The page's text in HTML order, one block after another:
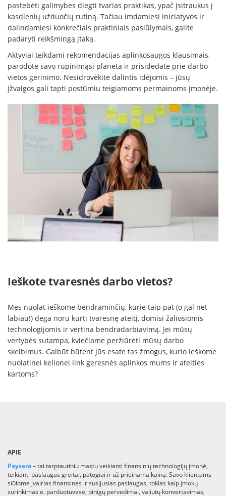
pastebėti galimybes diegti tvarias praktikas, ypač įsitraukus į
kasdienių užduočių rutiną. Tačiau imdamiesi iniciatyvos ir
dalindamiesi konkrečiais praktiniais pasiūlymais, galite
padaryti reikšmingą įtaką.
Aktyviai teikdami rekomendacijas aplinkosaugos klausimais,
parodote savo rūpinimąsi planeta ir prisidedate prie darbo
vietos gerinimo. Nesidrovėkite dalintis idėjomis – jūsų
įžvalgos gali tapti postūmiu teigiamoms permainoms įmonėje.
Ieškote tvaresnės darbo vietos?
Mes nuolat ieškome bendraminčių, kurie taip pat (o gal net
labiau!) dega noru kurti tvaresnę ateitį, domisi žaliosiomis
technologijomis ir vertina bendradarbiavimą. Jei mūsų
vertybės sutampa, kviečiame peržiūrėti mūsų darbo
skelbimus. Galbūt būtent jūs esate tas žmogus, kurio ieškome
nuolatinei kelionei link geresnės aplinkos mums ir ateities
kartoms?
APIE
Paysera– tai tarptautiniu mastu veikianti finansinių technologijų įmonė,
teikianti paslaugas greitai, patogiai ir už prieinamą kainą. Savo klientams
siūlome įvairias finansines ir susijusias paslaugas, tokias kaip įmokų
surinkimas e. parduotuvėse, pinigų pervedimai, valiutų konvertavimas,